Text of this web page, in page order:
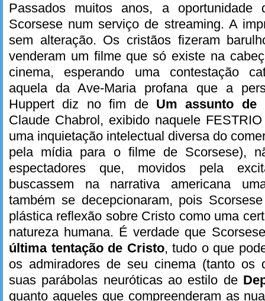
Passados muitos anos, a
Scorsese num serviço de streaming. A
sem alteração. Os cristãos fizeram
venderam um filme que só existe na
cinema, esperando uma contestação
aquela da Ave-Maria profana que a
Huppert diz no fim de Um assunto de
Claude Chabrol, exibido naquele
uma inquietação intelectual diversa do
pela mídia para o filme de Scorsese),
espectadores que, movidos pela
buscassem na narrativa americana
também se decepcionaram, pois
plástica reflexão sobre Cristo como uma
natureza humana. É verdade que
última tentação de Cristo, tudo o que
os admiradores de seu cinema (tanto os
suas parábolas neuróticas ao estilo de
quanto aqueles que compreenderam as